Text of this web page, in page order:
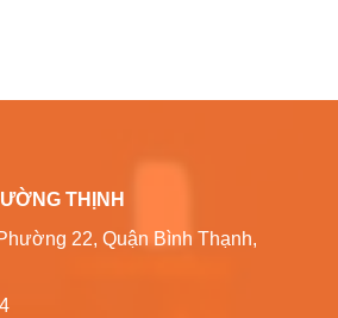
THỊNH
22, Quận Bình Thạnh,